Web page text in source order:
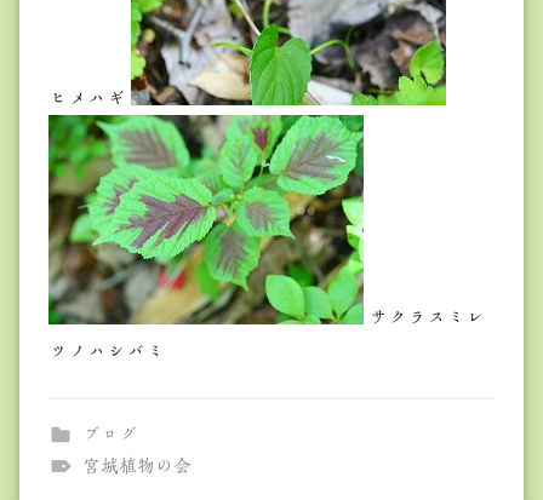
ヒメハギ
サクラスミレ
ツノハシバミ
ブログ
宮城植物の会